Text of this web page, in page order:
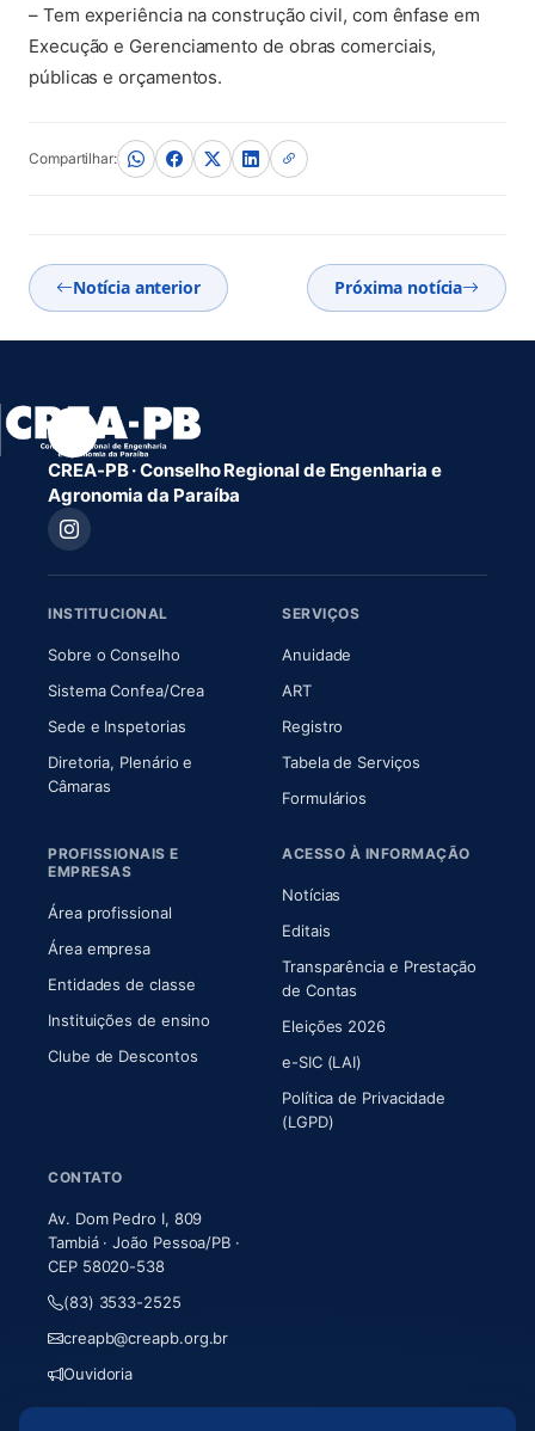
– Tem experiência na construção civil, com ênfase em
Execução e Gerenciamento de obras comerciais,
públicas e orçamentos.
Compartilhar:
Notícia anterior Próxima notícia
CREA-PB · Conselho Regional de Engenharia e
Agronomia da Paraíba
INSTITUCIONAL
Sobre o Conselho(abre em nova aba)
Sistema Confea/Crea(abre em nova aba)
Sede e Inspetorias
Diretoria, Plenário e
Câmaras(abre em nova aba)
SERVIÇOS
Anuidade
ART(abre em nova aba)
Registro
Tabela de Serviços
Formulários
PROFISSIONAIS E
EMPRESAS
Área profissional
Área empresa
Entidades de classe
Instituições de ensino
Clube de Descontos
ACESSO À INFORMAÇÃO
Notícias
Editais
Transparência e Prestação
de Contas
Eleições 2026
e-SIC (LAI)
Política de Privacidade
(LGPD)
CONTATO
Av. Dom Pedro I, 809
Tambiá · João Pessoa/PB ·
CEP 58020-538
(83) 3533-2525
creapb@creapb.org.br
Ouvidoria